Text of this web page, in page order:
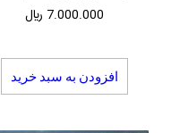
7.000.000 ﷼
افزودن به سبد خرید